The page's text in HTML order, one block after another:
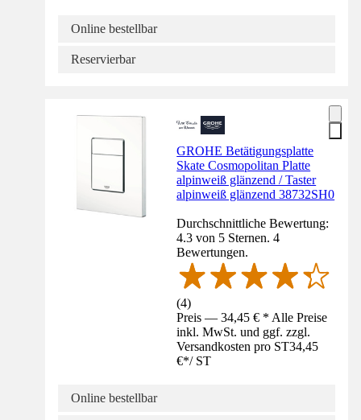
Online bestellbar
Reservierbar
GROHE Betätigungsplatte
Skate Cosmopolitan Platte
alpinweiß glänzend / Taster
alpinweiß glänzend 38732SH0
Durchschnittliche Bewertung:
4.3 von 5 Sternen. 4
Bewertungen.
(4)
Preis — 34,45 € * Alle Preise
inkl. MwSt. und ggf. zzgl.
Versandkosten pro ST34,45
€*/ ST
Online bestellbar